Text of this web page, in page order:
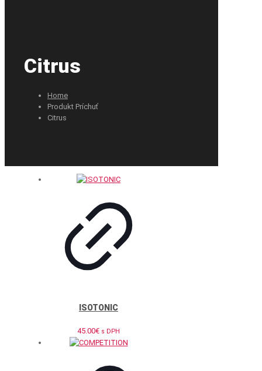
Citrus
Home
Produkt Príchuť
Citrus
ISOTONIC
45.00€ s DPH